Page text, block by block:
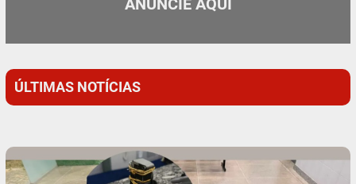
ANUNCIE AQUI
ÚLTIMAS NOTÍCIAS